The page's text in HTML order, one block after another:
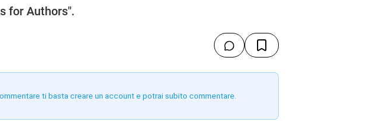
for Authors".
ti basta creare un account e potrai subito commentare.